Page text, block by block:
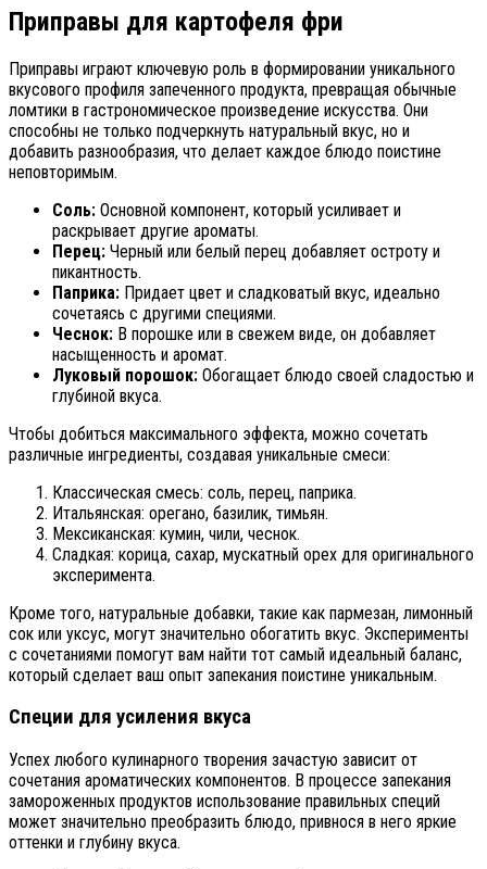
Приправы для картофеля фри
Приправы играют ключевую роль в формировании уникального
вкусового профиля запеченного продукта, превращая обычные
ломтики в гастрономическое произведение искусства. Они
способны не только подчеркнуть натуральный вкус, но и
добавить разнообразия, что делает каждое блюдо поистине
неповторимым.
Соль: Основной компонент, который усиливает и
раскрывает другие ароматы.
Перец: Черный или белый перец добавляет остроту и
пикантность.
Паприка: Придает цвет и сладковатый вкус, идеально
сочетаясь с другими специями.
Чеснок: В порошке или в свежем виде, он добавляет
насыщенность и аромат.
Луковый порошок: Обогащает блюдо своей сладостью и
глубиной вкуса.
Чтобы добиться максимального эффекта, можно сочетать
различные ингредиенты, создавая уникальные смеси:
Классическая смесь: соль, перец, паприка.
Итальянская: орегано, базилик, тимьян.
Мексиканская: кумин, чили, чеснок.
Сладкая: корица, сахар, мускатный орех для оригинального
эксперимента.
Кроме того, натуральные добавки, такие как пармезан, лимонный
сок или уксус, могут значительно обогатить вкус. Эксперименты
с сочетаниями помогут вам найти тот самый идеальный баланс,
который сделает ваш опыт запекания поистине уникальным.
Специи для усиления вкуса
Успех любого кулинарного творения зачастую зависит от
сочетания ароматических компонентов. В процессе запекания
замороженных продуктов использование правильных специй
может значительно преобразить блюдо, привнося в него яркие
оттенки и глубину вкуса.